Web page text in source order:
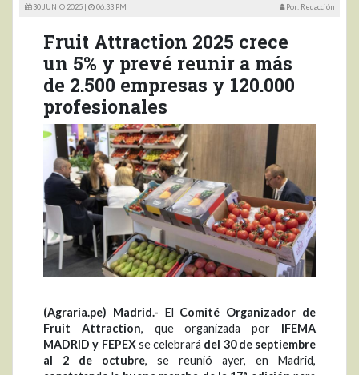
30 JUNIO 2025 | 06:33 PM Por: Redacción
Fruit Attraction 2025 crece
un 5% y prevé reunir a más
de 2.500 empresas y 120.000
profesionales
(Agraria.pe) Madrid.- El Comité Organizador de
Fruit Attraction, que organizada por IFEMA
MADRID y FEPEXse celebrará del 30 de septiembre
al 2 de octubre, se reunió ayer, en Madrid,